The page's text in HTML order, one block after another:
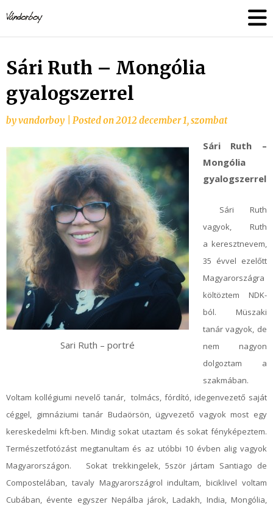
to
content
Sári Ruth – Mongólia
gyalogszerrel
byvandorboy Posted on2012 december 1, szombat
Sari Ruth – portré
Sári Ruth –
Mongólia
gyalogszerrel
Sári Ruth
vagyok, Ruth
a keresztnevem,
35 évvel ezelőtt
Magyarországra
költöztem NDK-
ból. Müszaki
tanár vagyok, de
nem nagyon
dolgoztam a
szakmában.
Voltam kollégiumi nevelő tanár, tolmács, fórdító, idegenvezető saját
céggel, gimnáziumi tanár Budaörsön, ügyvezető vagyok most egy
kereskedelmi kft-ben. Mindig sokat utaztam és sokat fényképeztem.
Természetfotózást megtanultam és az utóbbi 10 évben alig vagyok
Magyarországon. Sokat trekkingelek, 5ször jártam Santiago de
Compostelában, tavaly Magyarországrol indultam, biciklivel voltam
Cubában, évente egyszer Nepálba járok, Ladakh, India, Mongólia,